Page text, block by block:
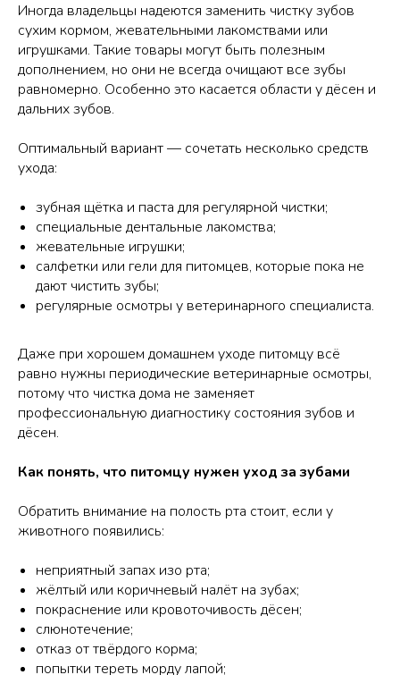
Иногда владельцы надеются заменить чистку зубов
сухим кормом, жевательными лакомствами или
игрушками. Такие товары могут быть полезным
дополнением, но они не всегда очищают все зубы
равномерно. Особенно это касается области у дёсен и
дальних зубов.
Оптимальный вариант — сочетать несколько средств
ухода:
зубная щётка и паста для регулярной чистки;
специальные дентальные лакомства;
жевательные игрушки;
салфетки или гели для питомцев, которые пока не
дают чистить зубы;
регулярные осмотры у ветеринарного специалиста.
Даже при хорошем домашнем уходе питомцу всё
равно нужны периодические ветеринарные осмотры,
потому что чистка дома не заменяет
профессиональную диагностику состояния зубов и
дёсен.
Как понять, что питомцу нужен уход за зубами
Обратить внимание на полость рта стоит, если у
животного появились:
неприятный запах изо рта;
жёлтый или коричневый налёт на зубах;
покраснение или кровоточивость дёсен;
слюнотечение;
отказ от твёрдого корма;
попытки тереть морду лапой;